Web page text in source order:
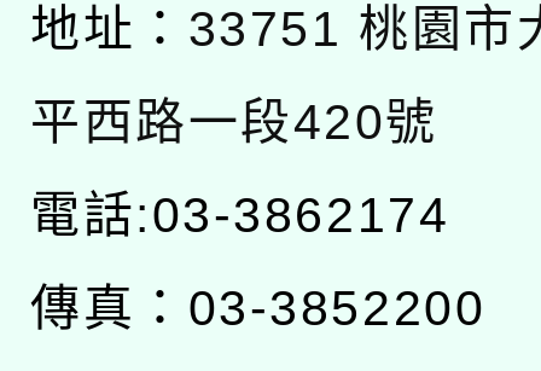
地址： 33751 桃園市
平西路一段420號
電話:03-3862174
傳真：03-3852200